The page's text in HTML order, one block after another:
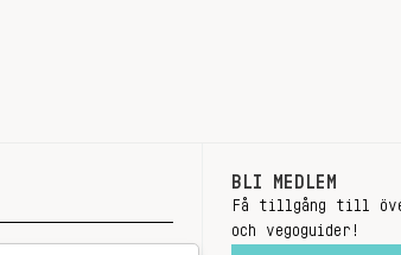
BLI MEDLEM
Få tillgång till
och vegoguider!